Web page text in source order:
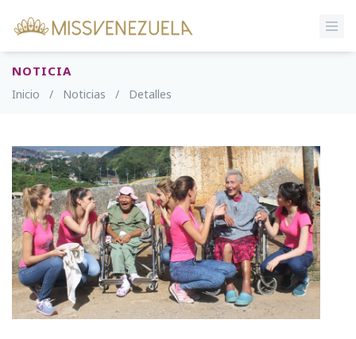
NOTICIA
Inicio / Noticias / Detalles